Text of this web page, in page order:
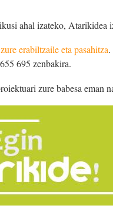
ahal izateko, Atarikidea
erabiltzaile eta pasahitza
695 zenbakira.
zure babesa eman